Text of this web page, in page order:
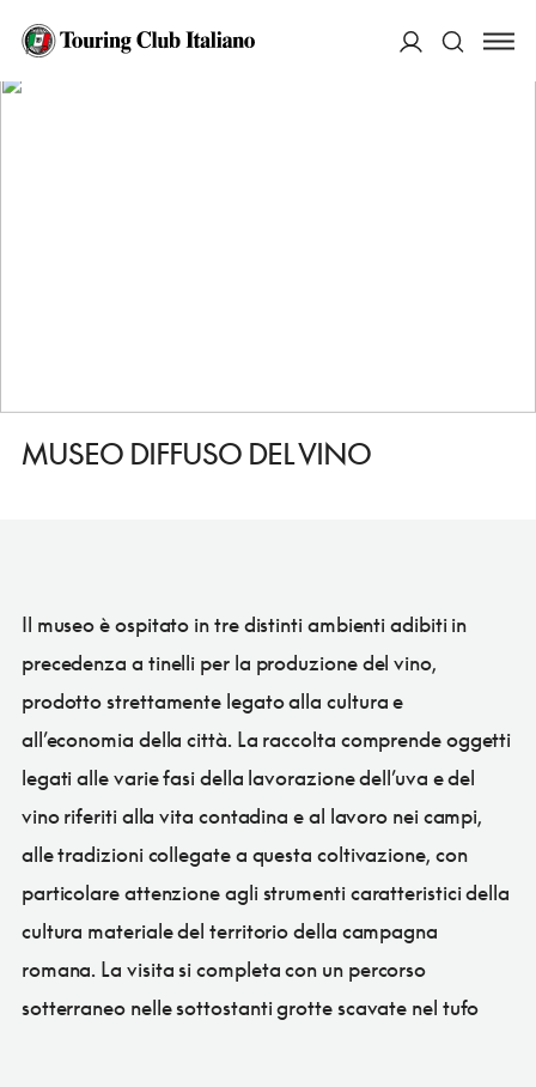
HOME
MUSEO DIFFUSO DEL VINO
MUSEO DIFFUSO DEL VINO
Il museo è ospitato in tre distinti ambienti adibiti in
precedenza a tinelli per la produzione del vino,
prodotto strettamente legato alla cultura e
all’economia della città. La raccolta comprende oggetti
legati alle varie fasi della lavorazione dell’uva e del
vino riferiti alla vita contadina e al lavoro nei campi,
alle tradizioni collegate a questa coltivazione, con
particolare attenzione agli strumenti caratteristici della
cultura materiale del territorio della campagna
romana. La visita si completa con un percorso
sotterraneo nelle sottostanti grotte scavate nel tufo